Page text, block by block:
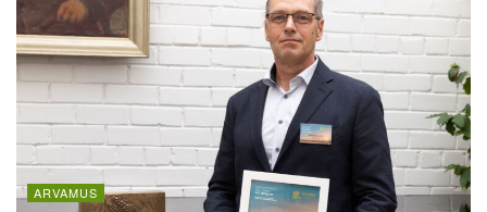
ARVAMUS